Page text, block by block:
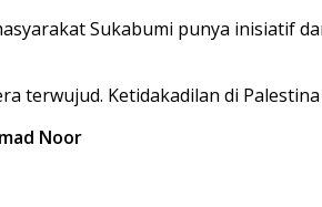
Sukabumi punya inisiatif
terwujud. Ketidakadilan di
Noor